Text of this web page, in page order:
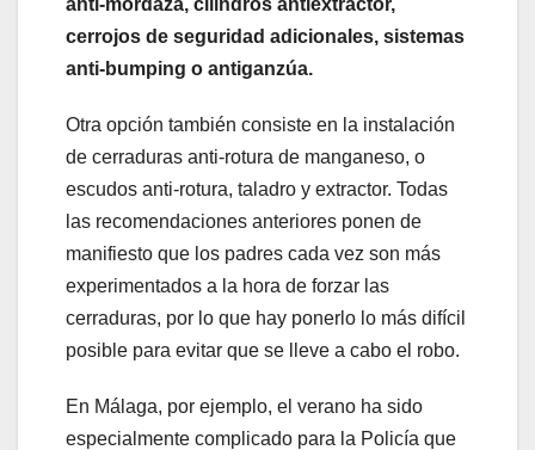
cerrojos de seguridad adicionales, sistemas
anti-bumping o antiganzúa.
Otra opción también consiste en la instalación
de cerraduras anti-rotura de manganeso, o
escudos anti-rotura, taladro y extractor. Todas
las recomendaciones anteriores ponen de
manifiesto que los padres cada vez son más
experimentados a la hora de forzar las
cerraduras, por lo que hay ponerlo lo más difícil
posible para evitar que se lleve a cabo el robo.
En Málaga, por ejemplo, el verano ha sido
especialmente complicado para la Policía que